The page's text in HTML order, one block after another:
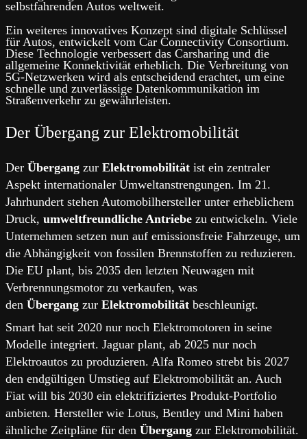
selbstfahrenden Autos weltweit.
Ein weiteres innovatives Konzept sind digitale Schlüssel
für Autos, entwickelt vom Car Connectivity Consortium.
Diese Technologie verbessert das Carsharing und die
allgemeine Konnektivität erheblich. Die Verbreitung von
5G-Netzwerken wird als entscheidend erachtet, um eine
schnelle und zuverlässige Datenkommunikation im
Straßenverkehr zu gewährleisten.
Der Übergang zur Elektromobilität
Der Übergang zur Elektromobilität ist ein zentraler
Aspekt internationaler Umweltanstrengungen. Im 21.
Jahrhundert stehen Automobilhersteller unter erheblichem
Druck, umweltfreundliche Antriebe zu entwickeln. Viele
Unternehmen setzen nun auf emissionsfreie Fahrzeuge, um
die Abhängigkeit von fossilen Brennstoffen zu reduzieren.
Die EU plant, bis 2035 den letzten Neuwagen mit
Verbrennungsmotor zu verkaufen, was
den Übergang zur Elektromobilität beschleunigt.
Smart hat seit 2020 nur noch Elektromotoren in seine
Modelle integriert. Jaguar plant, ab 2025 nur noch
Elektroautos zu produzieren. Alfa Romeo strebt bis 2027
den endgültigen Umstieg auf Elektromobilität an. Auch
Fiat will bis 2030 ein elektrifiziertes Produkt-Portfolio
anbieten. Hersteller wie Lotus, Bentley und Mini haben
ähnliche Zeitpläne für den Übergang zur Elektromobilität.